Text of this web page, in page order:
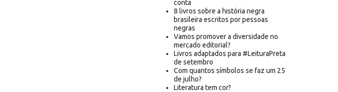
conta
8 livros sobre a história negra
brasileira escritos por pessoas
negras
Vamos promover a diversidade no
mercado editorial?
Livros adaptados para #LeituraPreta
de setembro
Com quantos símbolos se faz um 25
de julho?
Literatura tem cor?